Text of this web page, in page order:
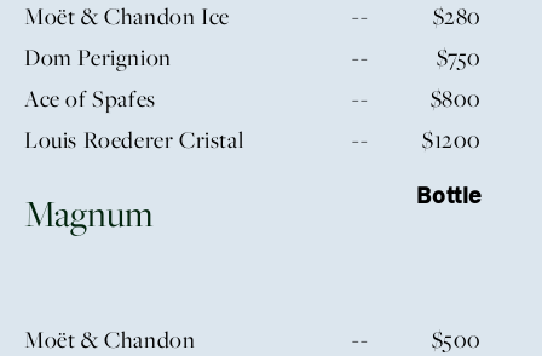
Moët & Chandon Ice
--
$280
Dom Perignion
--
$750
Ace of Spafes
--
$800
Louis Roederer Cristal
-- $1200
Magnum Bottle
Moët & Chandon --
$500